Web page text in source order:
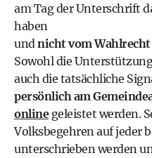
am Tag der Unterschrift
haben
und nicht vom Wahlrecht
Sowohl die
auch die tatsächliche
persönlich am
onlinegeleistet werden.
Volksbegehren auf jeder
unterschrieben werden